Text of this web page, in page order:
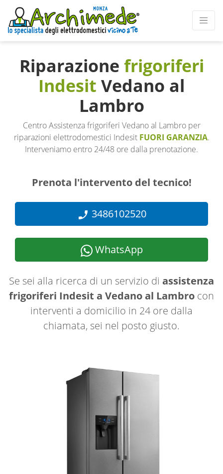
Riparazione frigoriferi
Indesit Vedano al
Lambro
Centro Assistenza frigoriferi Vedano al Lambro per
riparazioni elettrodomestici Indesit FUORI GARANZIA.
Interveniamo entro 24/48 ore dalla prenotazione.
Prenota l'intervento del tecnico!
3486102520
WhatsApp
Se sei alla ricerca di un servizio di assistenza
frigoriferi Indesit a Vedano al Lambro con
interventi a domicilio in 24 ore dalla
chiamata, sei nel posto giusto.